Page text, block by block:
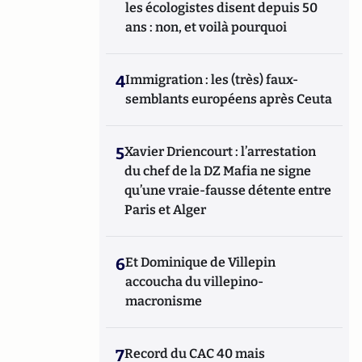
les écologistes disent depuis 50
ans : non, et voilà pourquoi
4Immigration : les (très) faux-
semblants européens après Ceuta
5Xavier Driencourt : l’arrestation
du chef de la DZ Mafia ne signe
qu’une vraie-fausse détente entre
Paris et Alger
6Et Dominique de Villepin
accoucha du villepino-
macronisme
7Record du CAC 40 mais